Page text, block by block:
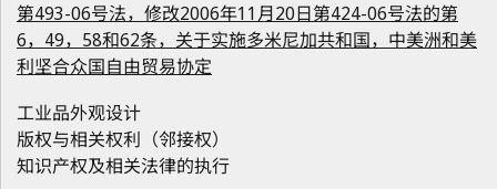
第493-06号法，修改2006年11月20日第424-06号法的第
6，49，58和62条，关于实施多米尼加共和国，中美洲和美
利坚合众国自由贸易协定
工业品外观设计
版权与相关权利（邻接权）
知识产权及相关法律的执行